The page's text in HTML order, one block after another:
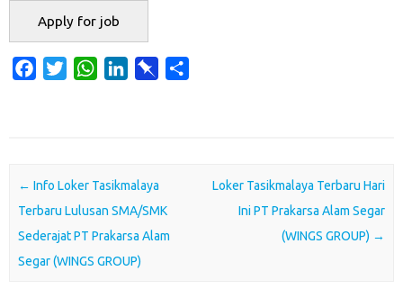
o
o
k
e
r
W
A
p
p
d
I
n
r
d
Post navigation
← Info Loker Tasikmalaya
Terbaru Lulusan SMA/SMK
Sederajat PT Prakarsa Alam
Segar (WINGS GROUP)
Loker Tasikmalaya Terbaru Hari
Ini PT Prakarsa Alam Segar
(WINGS GROUP) →